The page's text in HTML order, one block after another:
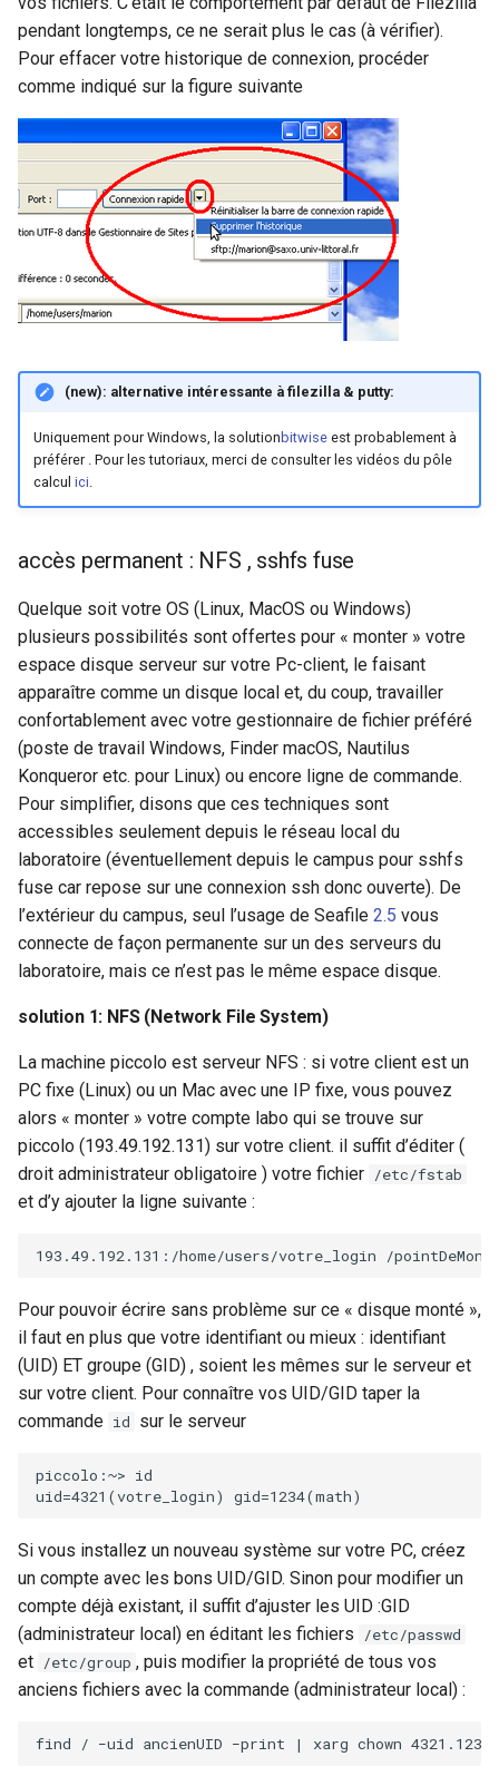
pendant longtemps, ce ne serait plus le cas (à vérifier).
Pour effacer votre historique de connexion, procéder
comme indiqué sur la figure suivante
(new): alternative intéressante à filezilla & putty:
Uniquement pour Windows, la solution bitwiseest probablement à
préférer . Pour les tutoriaux, merci de consulter les vidéos du pôle
calcul ici
accès permanent : NFS , sshfs fuse
Quelque soit votre OS (Linux, MacOS ou Windows)
plusieurs possibilités sont offertes pour « monter » votre
espace disque serveur sur votre Pc-client, le faisant
apparaître comme un disque local et, du coup, travailler
confortablement avec votre gestionnaire de fichier préféré
(poste de travail Windows, Finder macOS, Nautilus
Konqueror etc. pour Linux) ou encore ligne de commande.
Pour simplifier, disons que ces techniques sont
accessibles seulement depuis le réseau local du
laboratoire (éventuellement depuis le campus pour sshfs
fuse car repose sur une connexion ssh donc ouverte). De
l’extérieur du campus, seul l’usage de Seafile 2.5 vous
connecte de façon permanente sur un des serveurs du
laboratoire, mais ce n’est pas le même espace disque.
solution 1: NFS (Network File System)
La machine piccolo est serveur NFS : si votre client est un
PC fixe (Linux) ou un Mac avec une IP fixe, vous pouvez
alors « monter » votre compte labo qui se trouve sur
piccolo (193.49.192.131) sur votre client. il suffit d’éditer (
droit administrateur obligatoire ) votre fichier /etc/fstab
et d’y ajouter la ligne suivante :
193 .49.192.131:/home/users/votre_login /
Pour pouvoir écrire sans problème sur ce « disque monté »,
il faut en plus que votre identifiant ou mieux : identifiant
(UID) ET groupe (GID) , soient les mêmes sur le serveur et
sur votre client. Pour connaître vos UID/GID taper la
commande id sur le serveur
piccolo:~>
uid=4321 (votre_login) gid=1234(math)
Si vous installez un nouveau système sur votre PC, créez
un compte avec les bons UID/GID. Sinon pour modifier un
compte déjà existant, il suffit d’ajuster les UID :GID
(administrateur local) en éditant les fichiers
/etc/passwd
et /etc/group , puis modifier la propriété de tous vos
anciens fichiers avec la commande (administrateur local) :
find / −uid ancienUID −print | xarg chown 4321